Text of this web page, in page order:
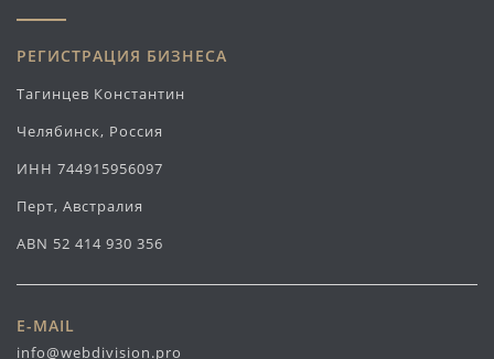
РЕГИСТРАЦИЯ БИЗНЕСА
Тагинцев Константин
Челябинск, Россия
ИНН 744915956097
Перт, Австралия
ABN 52 414 930 356
E-MAIL
info@webdivision.pro